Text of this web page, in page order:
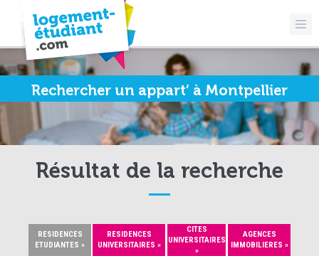
Rechercher un appart’ à Montpellier
Résultat de la recherche
RESIDENCES
ETUDIANTES »
RESIDENCES
UNIVERSITAIRES »
CITES
UNIVERSITAIRES
»
AGENCES
IMMOBILIERES »